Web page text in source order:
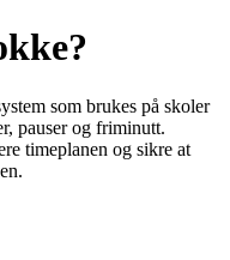
som brukes på skoler
pauser og friminutt.
timeplanen og sikre at